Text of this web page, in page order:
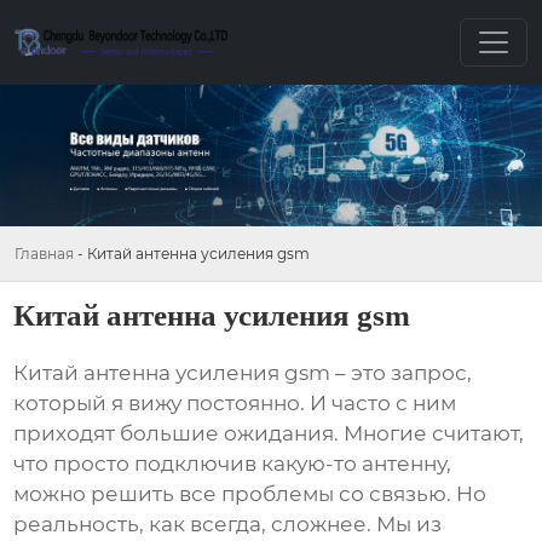
Главная - Китай антенна усиления gsm
Китай антенна усиления gsm
Китай антенна усиления gsm – это запрос,
который я вижу постоянно. И часто с ним
приходят большие ожидания. Многие считают,
что просто подключив какую-то антенну,
можно решить все проблемы со связью. Но
реальность, как всегда, сложнее. Мы из